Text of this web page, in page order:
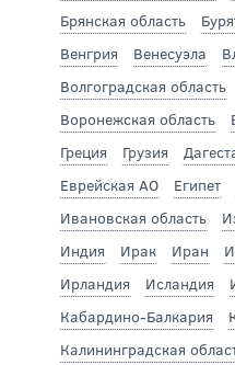
Брянская область
Венгрия
Венесуэла
Волгоградская область
Воронежская область
Греция
Грузия
Еврейская АО
Египет
Ивановская область
Индия
Ирак Иран
Ирландия
Исландия
Кабардино-Балкария
Калининградская